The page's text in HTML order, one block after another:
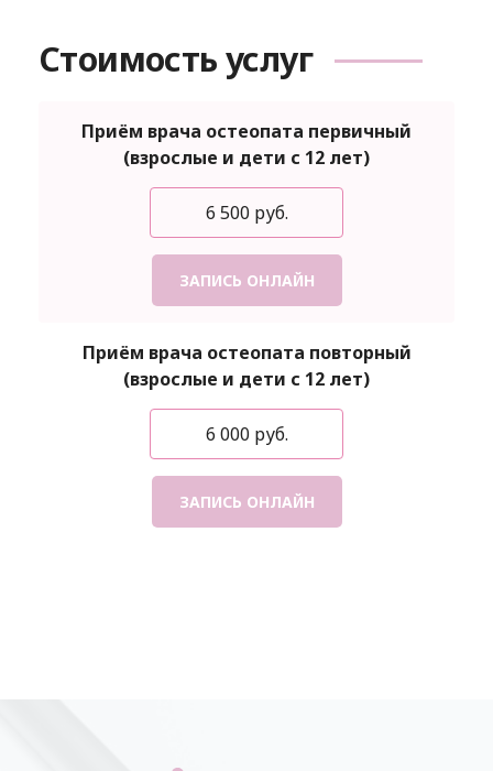
Стоимость услуг
Приём врача остеопата первичный
(взрослые и дети с 12 лет)
6 500 руб.
ЗАПИСЬ ОНЛАЙН
Приём врача остеопата повторный
(взрослые и дети с 12 лет)
6 000 руб.
ЗАПИСЬ ОНЛАЙН